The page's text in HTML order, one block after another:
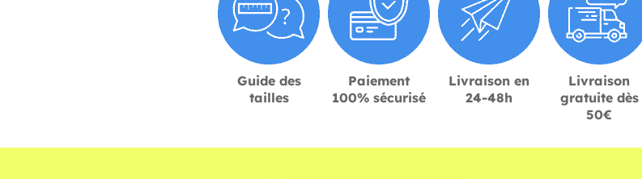
Guide des
tailles
Paiement
100% sécurisé
Livraison en
24-48h
Livraison
gratuite dès
50€